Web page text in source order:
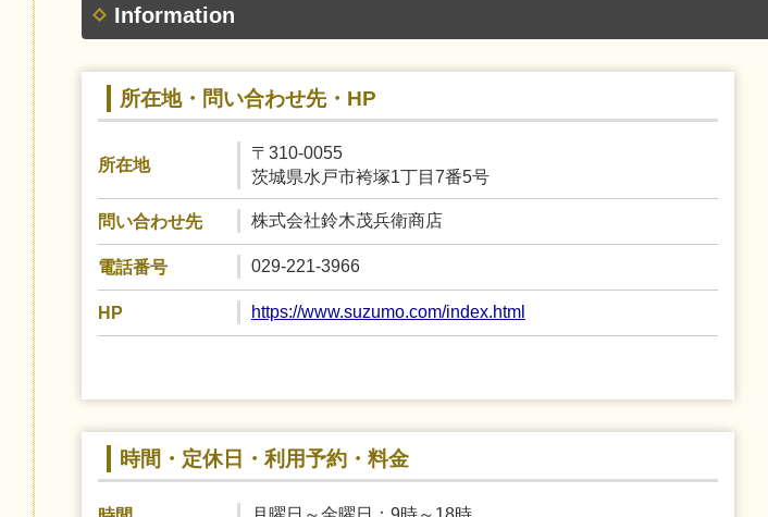
Information
所在地・問い合わせ先・HP
所在地
〒310-0055
茨城県水戸市袴塚1丁目7番5号
問い合わせ先 株式会社鈴木茂兵衛商店
電話番号 029-221-3966
HP https://www.suzumo.com/index.html
時間・定休日・利用予約・料金